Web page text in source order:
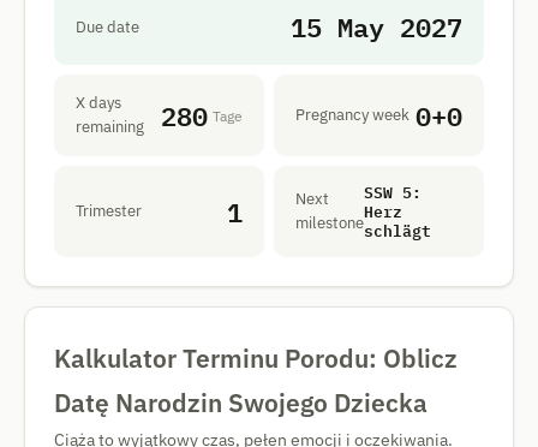
Due date 15 May 2027
X days
remaining
280 Tage Pregnancy week 0+0
Trimester 1
Next
milestone
SSW 5:
Herz
schlägt
Kalkulator Terminu Porodu: Oblicz
Datę Narodzin Swojego Dziecka
Ciąża to wyjątkowy czas, pełen emocji i oczekiwania.